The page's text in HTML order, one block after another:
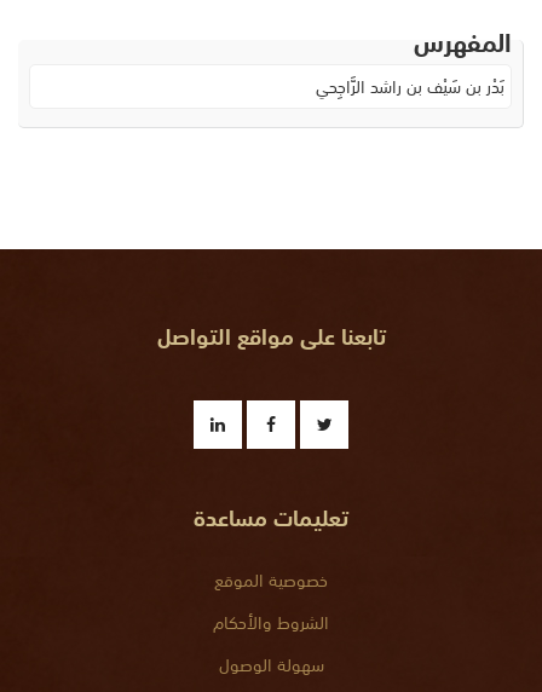
المفهرس
بَدْر بن سَيْف بن راشد الرَّاجِحي
تابعنا على مواقع التواصل
تعليمات مساعدة
خصوصية الموقع
الشروط والأحكام
سهولة الوصول